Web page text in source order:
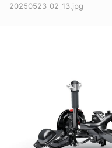
20250523_02_13.jpg
取消